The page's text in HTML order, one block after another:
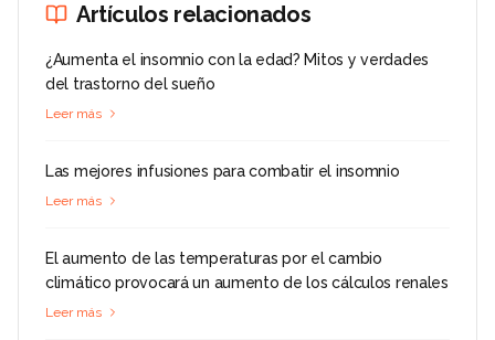
Artículos relacionados
¿Aumenta el insomnio con la edad? Mitos y verdades
del trastorno del sueño
Leer más
Las mejores infusiones para combatir el insomnio
Leer más
El aumento de las temperaturas por el cambio
climático provocará un aumento de los cálculos renales
Leer más